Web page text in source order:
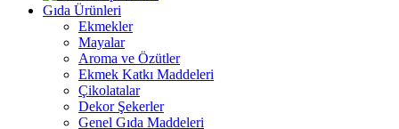
Gıda Ürünleri
Ekmekler
Mayalar
Aroma ve Özütler
Ekmek Katkı Maddeleri
Çikolatalar
Dekor Şekerler
Genel Gıda Maddeleri